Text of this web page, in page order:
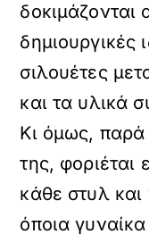
δοκιμάζονται
δημιουργικές
σιλουέτες
και τα υλικά
Κι όμως, παρά
της, φοριέται
κάθε στυλ και
όποια